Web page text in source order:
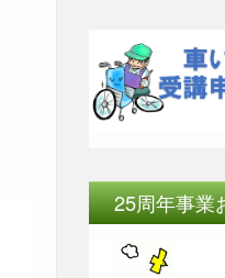
25周年事業